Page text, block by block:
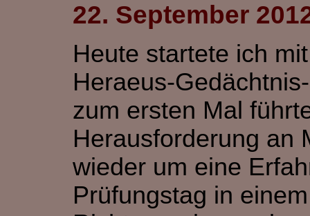
22. September
Heute startete ich
Heraeus-
zum ersten Mal
Herausforderung an
wieder um eine
Prüfungstag in